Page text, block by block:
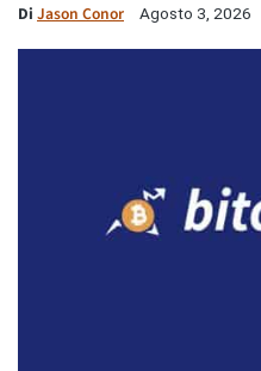
Di Jason Conor Agosto 3, 2026